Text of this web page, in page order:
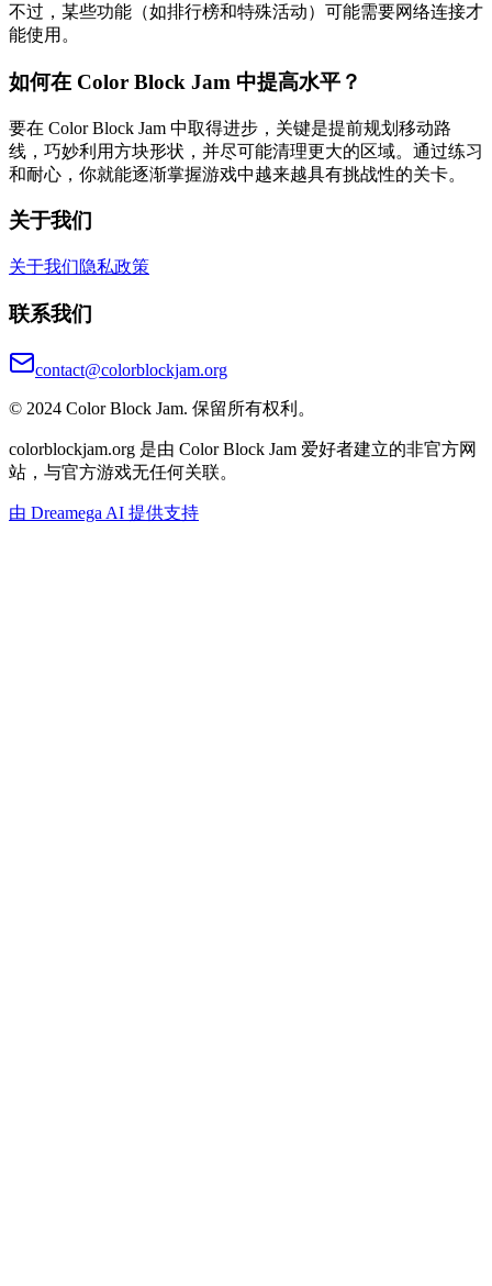
不过，某些功能（如排行榜和特殊活动）可能需要网络连接才
能使用。
如何在 Color Block Jam 中提高水平？
要在 Color Block Jam 中取得进步，关键是提前规划移动路
线，巧妙利用方块形状，并尽可能清理更大的区域。通过练习
和耐心，你就能逐渐掌握游戏中越来越具有挑战性的关卡。
关于我们
关于我们隐私政策
联系我们
contact@colorblockjam.org
© 2024 Color Block Jam. 保留所有权利。
colorblockjam.org 是由 Color Block Jam 爱好者建立的非官方网
站，与官方游戏无任何关联。
由 Dreamega AI 提供支持